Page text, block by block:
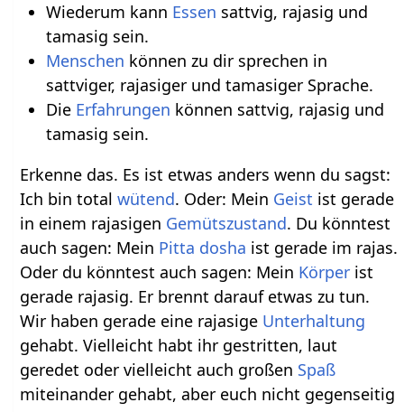
Wiederum kann Essen sattvig, rajasig und
tamasig sein.
Menschen können zu dir sprechen in
sattviger, rajasiger und tamasiger Sprache.
Die Erfahrungen können sattvig, rajasig und
tamasig sein.
Erkenne das. Es ist etwas anders wenn du sagst:
Ich bin totalwütend. Oder: Mein Geist ist gerade
in einem rajasigen Gemütszustand. Du könntest
auch sagen: Mein Pitta dosha ist gerade im rajas.
Oder du könntest auch sagen: Mein Körper ist
gerade rajasig. Er brennt darauf etwas zu tun.
Wir haben gerade eine rajasige Unterhaltung
gehabt. Vielleicht habt ihr gestritten, laut
geredet oder vielleicht auch großen Spaß
miteinander gehabt, aber euch nicht gegenseitig